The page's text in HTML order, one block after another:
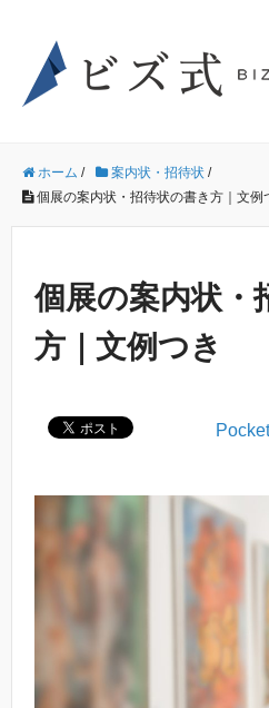
ホーム / 案内状・招待状 /
個展の案内状・招待状の書き方｜文例
個展の案内状・
方｜文例つき
Pocket